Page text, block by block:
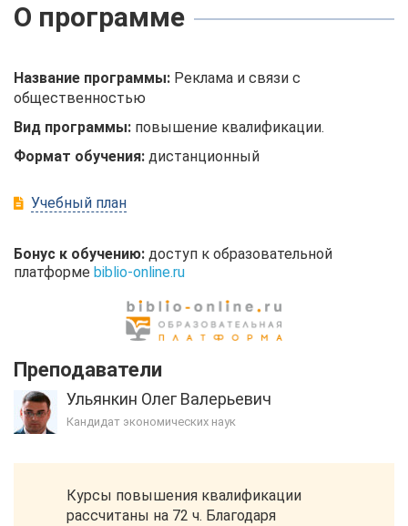
О программе
Название программы: Реклама и связи с
общественностью
Вид программы: повышение квалификации.
Формат обучения: дистанционный
Учебный план
Бонус к обучению: доступ к образовательной
платформе biblio-online.ru
Преподаватели
Ульянкин Олег Валерьевич
Кандидат экономических наук
Курсы повышения квалификации
рассчитаны на 72 ч. Благодаря